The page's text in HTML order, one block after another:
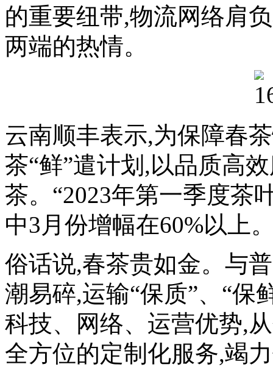
的重要纽带,物流网络肩
两端的热情。
云南顺丰表示,为保障春
茶“鲜”遣计划,以品质高
茶。“2023年第一季度茶
中3月份增幅在60%以上
俗话说,春茶贵如金。与
潮易碎,运输“保质”、“保
科技、网络、运营优势,
全方位的定制化服务,竭